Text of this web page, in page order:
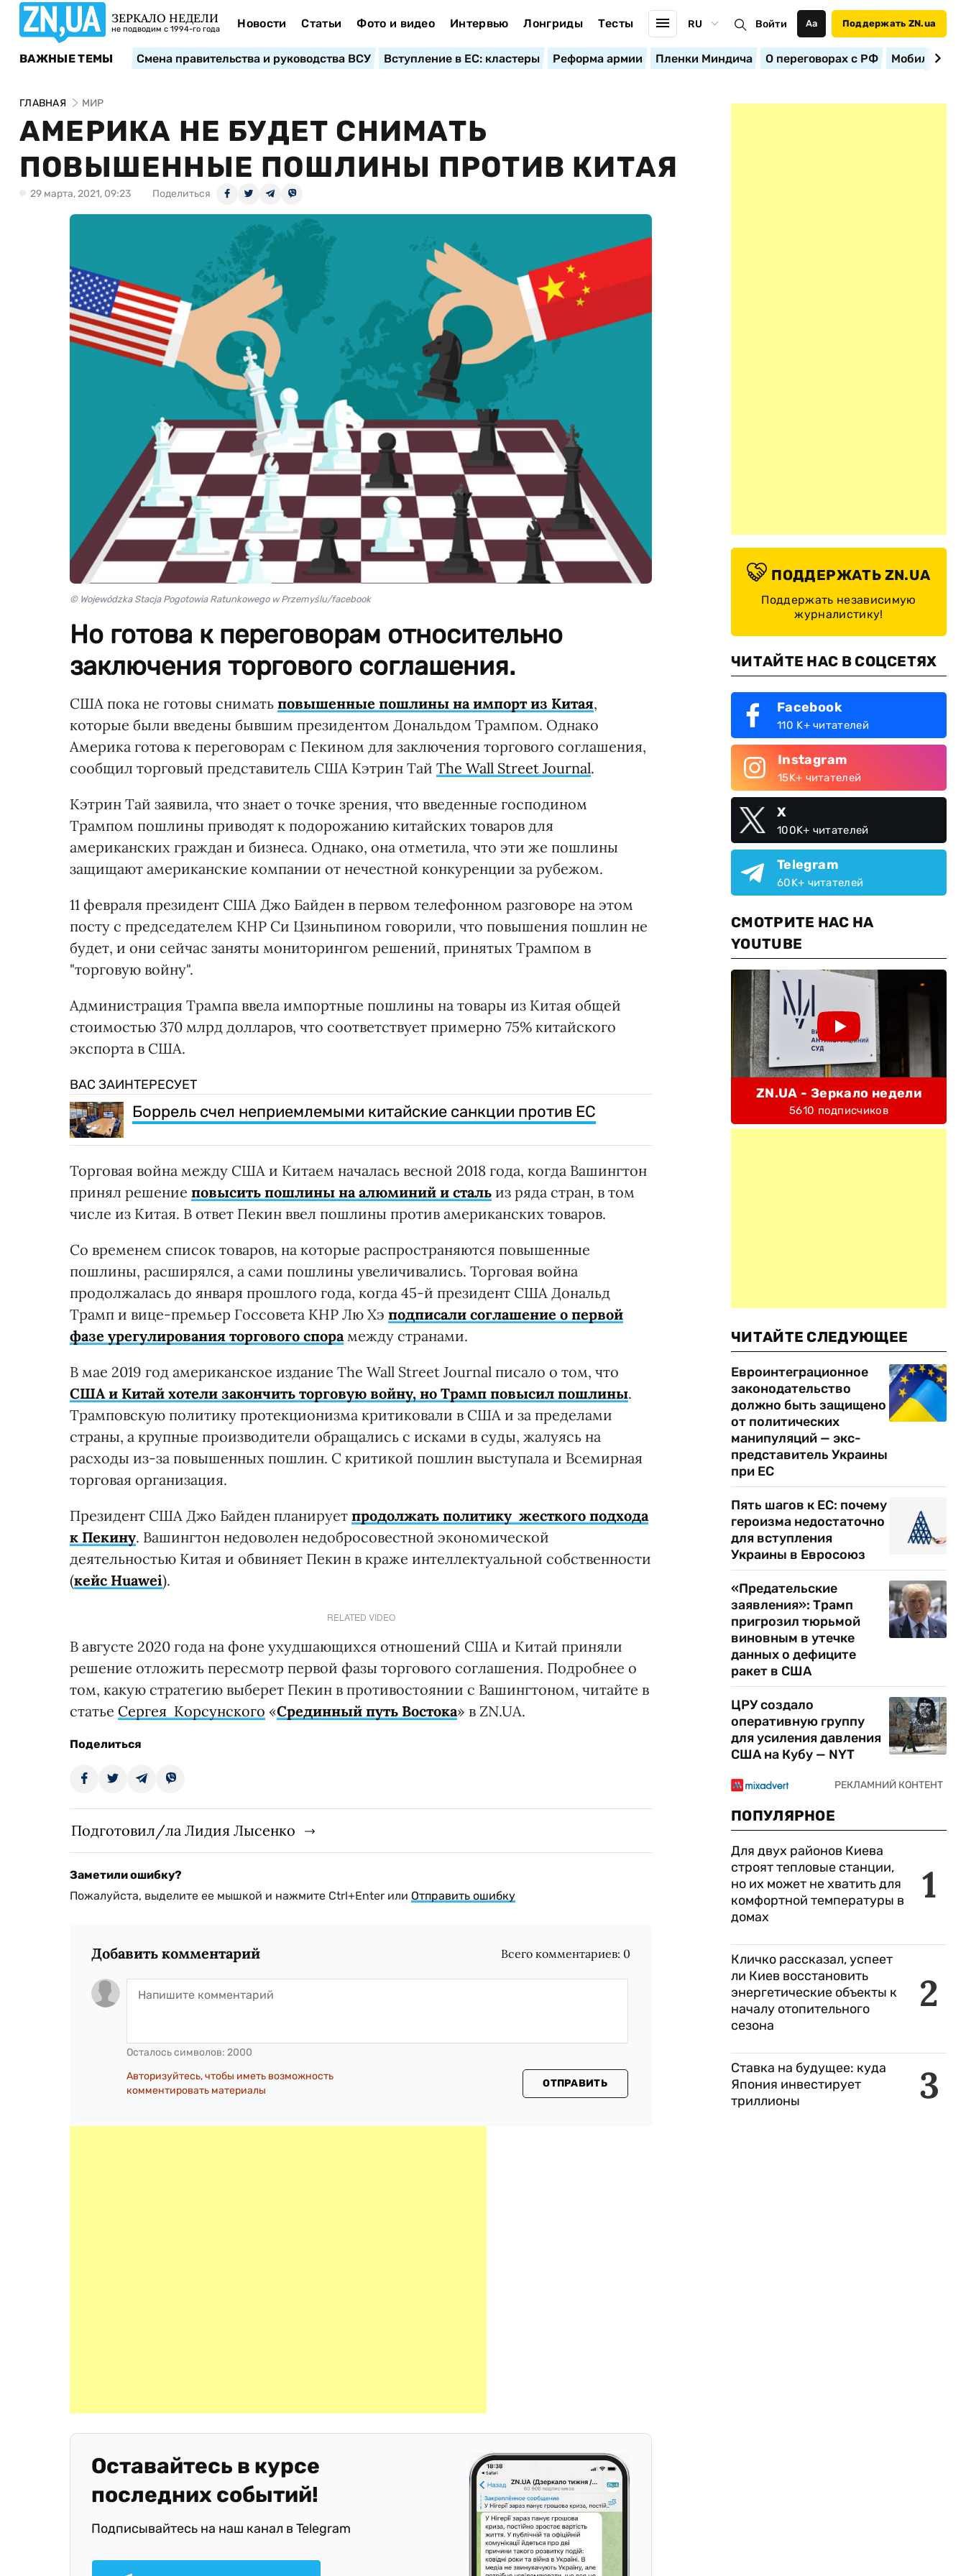
ЗЕРКАЛО НЕДЕЛИ
не подводим с 1994-го года Новости Статьи Фото и видео Интервью Лонгриды Тесты RU Войти Аа Поддержать ZN.ua
ВАЖНЫЕ ТЕМЫ Смена правительства и руководства ВСУ Вступление в ЕС: кластеры Реформа армии Пленки Миндича О переговорах с РФ
ГЛАВНАЯ МИР
АМЕРИКА НЕ БУДЕТ СНИМАТЬ
ПОВЫШЕННЫЕ ПОШЛИНЫ ПРОТИВ КИТАЯ
29 марта, 2021, 09:23 Поделиться
© Wojewódzka Stacja Pogotowia Ratunkowego w Przemyślu/facebook
Но готова к переговорам относительно
заключения торгового соглашения.
США пока не готовы снимать повышенные пошлины на импорт из Китая,
которые были введены бывшим президентом Дональдом Трампом. Однако
Америка готова к переговорам с Пекином для заключения торгового соглашения,
сообщил торговый представитель США Кэтрин Тай The Wall Street Journal.
Кэтрин Тай заявила, что знает о точке зрения, что введенные господином
Трампом пошлины приводят к подорожанию китайских товаров для
американских граждан и бизнеса. Однако, она отметила, что эти же пошлины
защищают американские компании от нечестной конкуренции за рубежом.
11 февраля президент США Джо Байден в первом телефонном разговоре на этом
посту с председателем КНР Си Цзиньпином говорили, что повышения пошлин не
будет, и они сейчас заняты мониторингом решений, принятых Трампом в
"торговую войну".
Администрация Трампа ввела импортные пошлины на товары из Китая общей
стоимостью 370 млрд долларов, что соответствует примерно 75% китайского
экспорта в США.
ВАС ЗАИНТЕРЕСУЕТ
Боррель счел неприемлемыми китайские санкции против ЕС
Торговая война между США и Китаем началась весной 2018 года, когда Вашингтон
принял решение повысить пошлины на алюминий и сталь из ряда стран, в том
числе из Китая. В ответ Пекин ввел пошлины против американских товаров.
Со временем список товаров, на которые распространяются повышенные
пошлины, расширялся, а сами пошлины увеличивались. Торговая война
продолжалась до января прошлого года, когда 45-й президент США Дональд
Трамп и вице-премьер Госсовета КНР Лю Хэ подписали соглашение о первой
фазе урегулирования торгового спорамежду странами.
В мае 2019 год американское издание The Wall Street Journal писало о том, что
США и Китай хотели закончить торговую войну, но Трамп повысил пошлины.
Трамповскую политику протекционизма критиковали в США и за пределами
страны, а крупные производители обращались с исками в суды, жалуясь на
расходы из-за повышенных пошлин. С критикой пошлин выступала и Всемирная
торговая организация.
Президент США Джо Байден планирует продолжать политику жесткого подхода
к Пекину. Вашингтон недоволен недобросовестной экономической
деятельностью Китая и обвиняет Пекин в краже интеллектуальной собственности
(кейс Huawei).
RELATED VIDEO
В августе 2020 года на фоне ухудшающихся отношений США и Китай приняли
решение отложить пересмотр первой фазы торгового соглашения. Подробнее о
том, какую стратегию выберет Пекин в противостоянии с Вашингтоном, читайте в
статье Сергея Корсунского «Срединный путь Востока» в ZN.UA.
Поделиться
Подготовил/ла Лидия Лысенко
Заметили ошибку?
Пожалуйста, выделите ее мышкой и нажмите Ctrl+Enter или Отправить ошибку
Добавить комментарий Всего комментариев: 0
Осталось символов: 2000
Авторизуйтесь, чтобы иметь возможность
комментировать материалы
ОТПРАВИТЬ
Оставайтесь в курсе
последних событий!
Подписывайтесь на наш канал в Telegram
ПОДДЕРЖАТЬ ZN.UA
Поддержать независимую
журналистику!
ЧИТАЙТЕ НАС В СОЦСЕТЯХ
Facebook
110 K+ читателей
Instagram
15K+ читателей
X
100K+ читателей
Telegram
60K+ читателей
СМОТРИТЕ НАС НА
YOUTUBE
ZN.UA - Зеркало недели
5610 подписчиков
ЧИТАЙТЕ СЛЕДУЮЩЕЕ
Евроинтеграционное
законодательство
должно быть защищено
от политических
манипуляций — экс-
представитель Украины
при ЕС
Пять шагов к ЕС: почему
героизма недостаточно
для вступления
Украины в Евросоюз
«Предательские
заявления»: Трамп
пригрозил тюрьмой
виновным в утечке
данных о дефиците
ракет в США
ЦРУ создало
оперативную группу
для усиления давления
США на Кубу — NYT
ПОПУЛЯРНОЕ
1
Для двух районов Киева
строят тепловые станции,
но их может не хватить для
комфортной температуры в
домах
2
Кличко рассказал, успеет
ли Киев восстановить
энергетические объекты к
началу отопительного
сезона
3
Ставка на будущее: куда
Япония инвестирует
триллионы